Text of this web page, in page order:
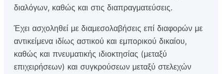
διαλόγων, καθώς και στις διαπραγματεύσεις.
Έχει ασχοληθεί με διαμεσολαβήσεις επί διαφορών με
αντικείμενα ιδίως αστικού και εμπορικού δικαίου,
καθώς και πνευματικής ιδιοκτησίας (μεταξύ
επιχειρήσεων) και συγκρούσεων μεταξύ στελεχών